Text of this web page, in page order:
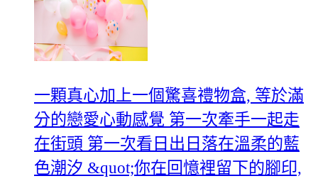
一顆真心加上一個驚喜禮物盒, 等於滿
分的戀愛心動感覺 第一次牽手一起走
在街頭 第一次看日出日落在溫柔的藍
色潮汐 &quot;你在回憶裡留下的腳印,